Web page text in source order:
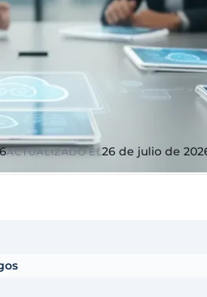
y formación
academias,
reforzado por menores
ES / PT
internacional,
locales
ACTUALIZADO EL26 de julio de